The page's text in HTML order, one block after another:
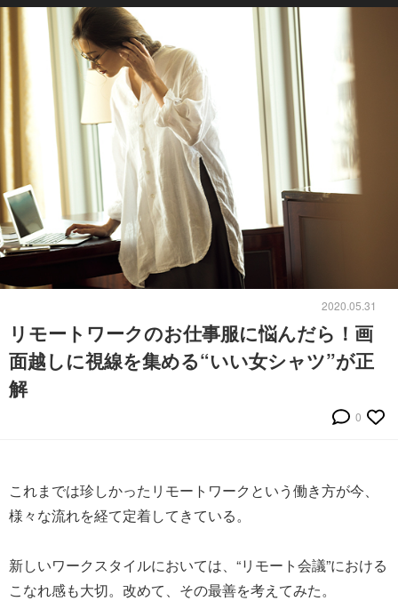
2020.05.31
リモートワークのお仕事服に悩んだら！画
面越しに視線を集める“いい女シャツ”が正
解
0
これまでは珍しかったリモートワークという働き方が今、
様々な流れを経て定着してきている。
新しいワークスタイルにおいては、“リモート会議”における
こなれ感も大切。改めて、その最善を考えてみた。